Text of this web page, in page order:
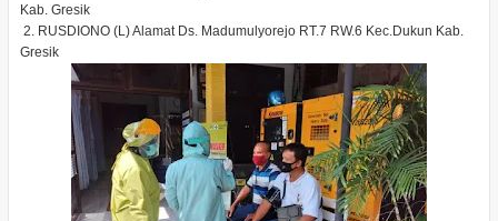
Kab. Gresik
2. RUSDIONO (L) Alamat Ds. Madumulyorejo RT.7 RW.6 Kec.Dukun Kab.
Gresik